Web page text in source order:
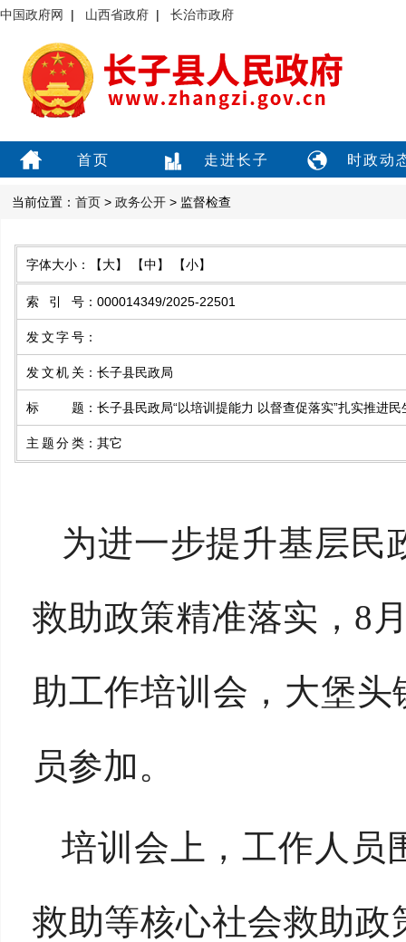
中国政府网 | 山西省政府 | 长治市政府
首页 走进长子 时政动
当前位置： 首页 > 政务公开 > 监督检查
字体大小： 【大】 【中】 【小】
索引号 ： 000014349/2025-22501
发文字号 ：
发文机关 ： 长子县民政局
标题 ： 长子县民政局“以培训提能力 以督查促落实”扎实推进民
主题分类 ： 其它
为进一步提升基层民
救助政策精准落实， 8
助工作培训会，大堡头
员参加。
培训会上，工作人员
救助等核心社会救助